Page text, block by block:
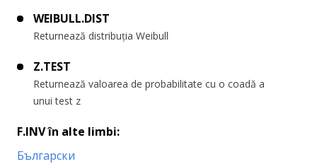
WEIBULL.DIST
Returnează distribuția Weibull
Z.TEST
Returnează valoarea de probabilitate cu o coadă a
unui test z
F.INV în alte limbi:
Български